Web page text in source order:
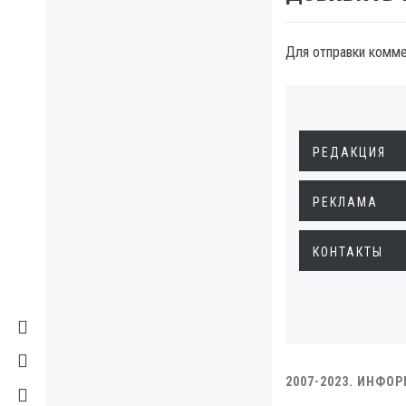
Для отправки
РЕДАКЦИЯ
РЕКЛАМА
КОНТАКТЫ
2007-2023.